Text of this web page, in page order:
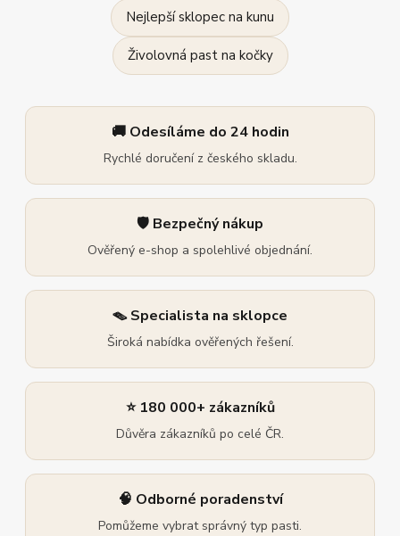
Nejlepší sklopec na kunu
Živolovná past na kočky
🚚 Odesíláme do 24 hodin
Rychlé doručení z českého skladu.
🛡️ Bezpečný nákup
Ověřený e-shop a spolehlivé objednání.
🪤 Specialista na sklopce
Široká nabídka ověřených řešení.
⭐ 180 000+ zákazníků
Důvěra zákazníků po celé ČR.
🧠 Odborné poradenství
Pomůžeme vybrat správný typ pasti.